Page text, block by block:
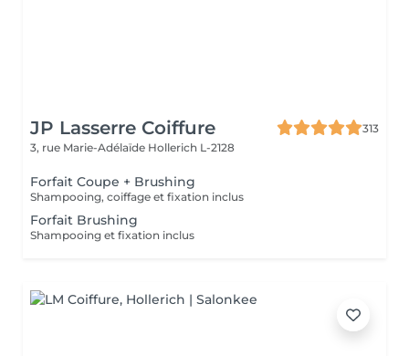
JP Lasserre Coiffure
313
3, rue Marie-Adélaïde Hollerich L-2128
Forfait Coupe + Brushing
Shampooing, coiffage et fixation inclus
Forfait Brushing
Shampooing et fixation inclus